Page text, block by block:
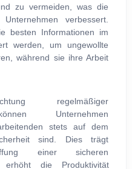
zu vermeiden, was die
verbessert.
besten Informationen im
werden, um ungewollte
während sie ihre Arbeit
regelmäßiger
Unternehmen
stets auf dem
sind. Dies trägt
einer sicheren
die Produktivität